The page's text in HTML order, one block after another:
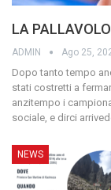
LA
ADMIN Ago 25,
Dopo tanto tempo
stati costretti a
anzitempo i
sociale, e dirci
NEWS